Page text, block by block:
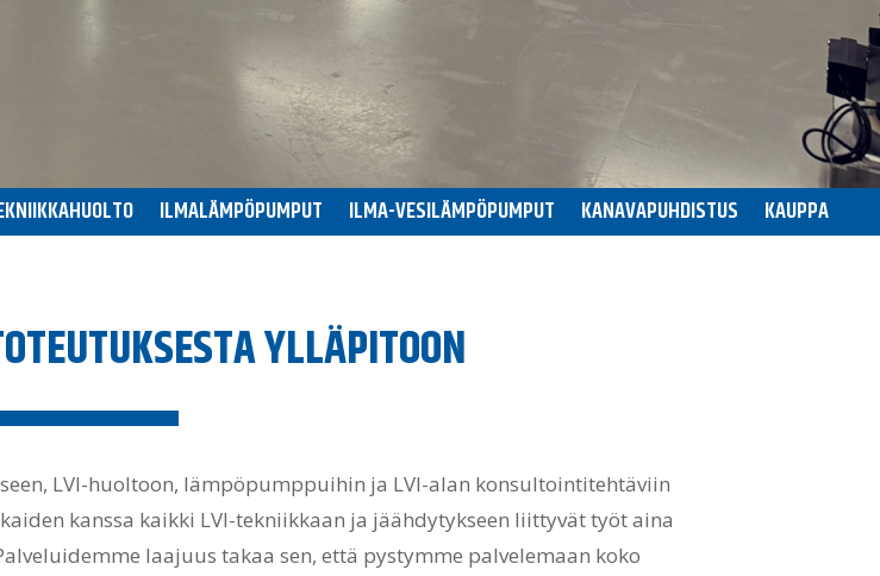
ILMALÄMPÖPUMPUT ILMA-VESILÄMPÖPUMPUT KANAVAPUHDISTUS KAUPPA
YLLÄPITOON
LVI-huoltoon, lämpöpumppuihin ja LVI-alan konsultointitehtäviin
kanssa kaikki LVI-tekniikkaan ja jäähdytykseen liittyvät työt aina
laajuus takaa sen, että pystymme palvelemaan koko